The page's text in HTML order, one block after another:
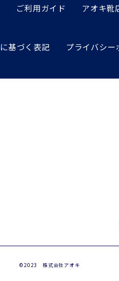
ご利用ガイド アオキ靴
基づく表記 プライバシー
©2023 株式会社アオキ